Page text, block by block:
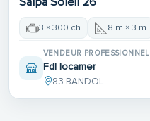
3 × 300 ch 8 m × 3 m
VENDEUR PROFESSIONNEL
Fdl locamer
83 BANDOL